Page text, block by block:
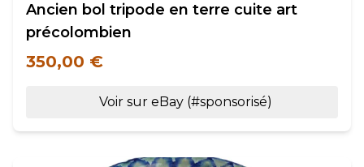
Ancien bol tripode en terre cuite art
précolombien
350,00 €
Voir sur eBay (#sponsorisé)